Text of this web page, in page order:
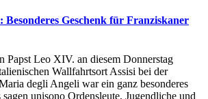
Besonderes Geschenk für Franziskaner
Papst Leo XIV. an diesem Donnerstag
Wallfahrtsort Assisi bei der
degli Angeli war ein ganz besonderes
sagen unisono Ordensleute, Jugendliche und